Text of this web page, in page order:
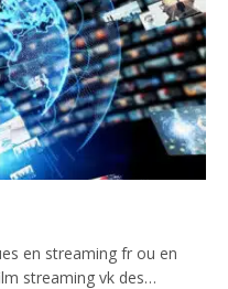
en streaming fr ou en
streaming vk des…